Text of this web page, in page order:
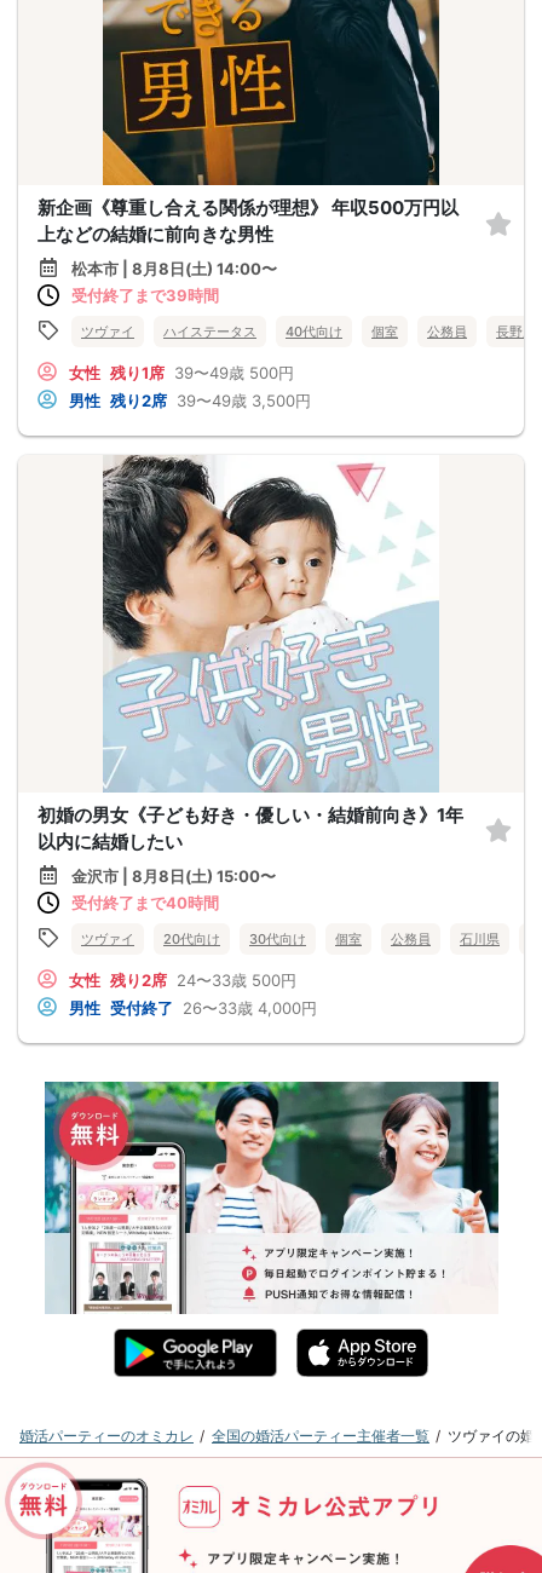
新企画《尊重し合える関係が理想》 年収500万円以
上などの結婚に前向きな男性
松本市 | 8月8日(土) 14:00〜
受付終了まで39時間
ツヴァイ ハイステータス 40代向け 個室 公務員 長野県
女性 残り1席 39〜49歳 500円
男性 残り2席 39〜49歳 3,500円
初婚の男女《子ども好き・優しい・結婚前向き》1年
以内に結婚したい
金沢市 | 8月8日(土) 15:00〜
受付終了まで40時間
ツヴァイ 20代向け 30代向け 個室 公務員 石川県
女性 残り2席 24〜33歳 500円
男性 受付終了 26〜33歳 4,000円
婚活パーティーのオミカレ 全国の婚活パーティー主催者一覧 ツヴァイの婚